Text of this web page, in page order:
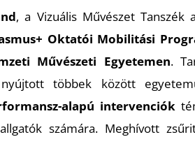
, a Vizuális Művészet Tanszék
Oktatói Mobilitási
Művészeti Egyetemen.
többek között
alapú intervenciók
számára. Meghívott